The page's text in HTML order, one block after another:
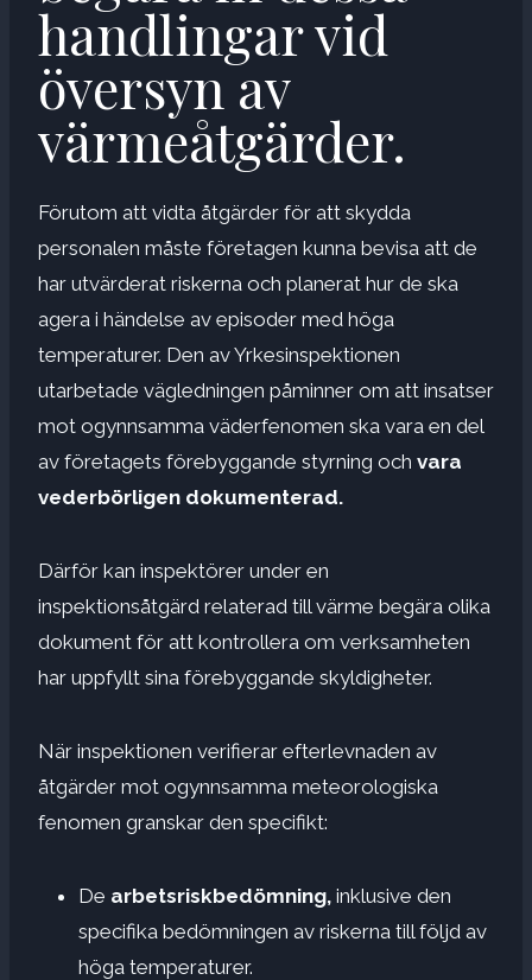
handlingar vid
översyn av
värmeåtgärder.
Förutom att vidta åtgärder för att skydda
personalen måste företagen kunna bevisa att de
har utvärderat riskerna och planerat hur de ska
agera i händelse av episoder med höga
temperaturer. Den av Yrkesinspektionen
utarbetade vägledningen påminner om att insatser
mot ogynnsamma väderfenomen ska vara en del
av företagets förebyggande styrning och vara
vederbörligen dokumenterad.
Därför kan inspektörer under en
inspektionsåtgärd relaterad till värme begära olika
dokument för att kontrollera om verksamheten
har uppfyllt sina förebyggande skyldigheter.
När inspektionen verifierar efterlevnaden av
åtgärder mot ogynnsamma meteorologiska
fenomen granskar den specifikt:
De arbetsriskbedömning, inklusive den
specifika bedömningen av riskerna till följd av
höga temperaturer.